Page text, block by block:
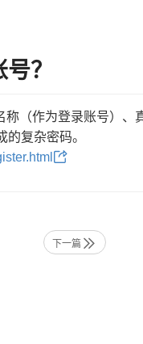
？
（作为登录账号）、
复杂密码。
下一篇